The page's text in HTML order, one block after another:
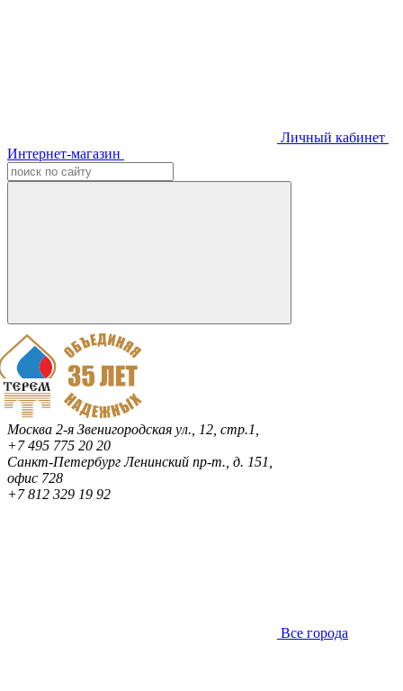
Личный кабинет
Интернет-магазин
Москва 2-я Звенигородская ул., 12, стр.1,
+7 495 775 20 20
Санкт-ПетербургЛенинский пр-т., д. 151,
офис 728
+7 812 329 19 92
Все города